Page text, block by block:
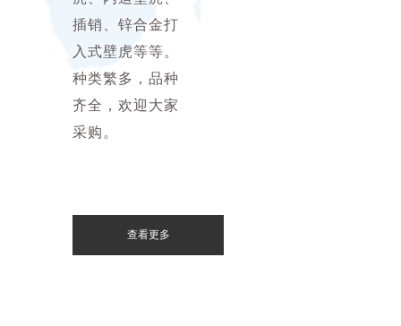
插销、锌合金打
入式壁虎等等。
种类繁多，品种
齐全，欢迎大家
采购。
查看更多